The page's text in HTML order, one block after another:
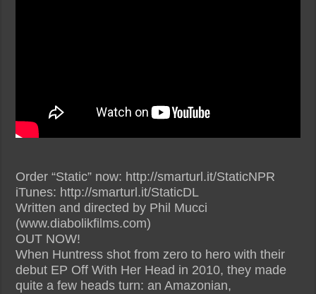
Order “Static” now: http://smarturl.it/StaticNPR
iTunes: http://smarturl.it/StaticDL
Written and directed by Phil Mucci
(www.diabolikfilms.com)
OUT NOW!
When Huntress shot from zero to hero with their
debut EP Off With Her Head in 2010, they made
quite a few heads turn: an Amazonian,